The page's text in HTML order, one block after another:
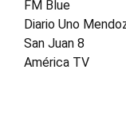
FM Blue
Diario Uno
San Juan 8
América TV